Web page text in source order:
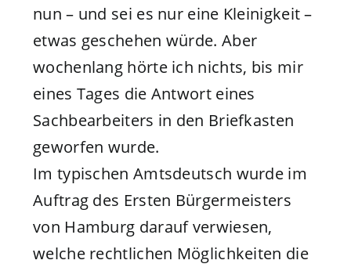
nun – und sei es nur eine Kleinigkeit –
etwas geschehen würde. Aber
wochenlang hörte ich nichts, bis mir
eines Tages die Antwort eines
Sachbearbeiters in den Briefkasten
geworfen wurde.
Im typischen Amtsdeutsch wurde im
Auftrag des Ersten Bürgermeisters
von Hamburg darauf verwiesen,
welche rechtlichen Möglichkeiten die